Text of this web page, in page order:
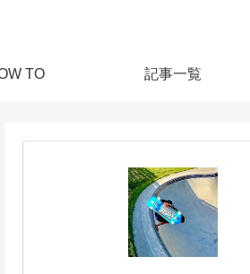
TO 記事一覧